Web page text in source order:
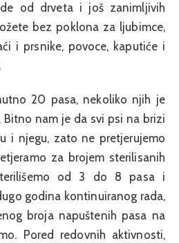
od drveta i još zanimljivih
bez poklona za ljubimce,
i prsnike, povoce, kaputiće i
20 pasa, nekoliko njih je
Bitno nam je da svi psi na brizi
i njegu, zato ne pretjerujemo
za brojem sterilisanih
od 3 do 8 pasa i
godina kontinuiranog rada,
broja napuštenih pasa na
Pored redovnih aktivnosti,